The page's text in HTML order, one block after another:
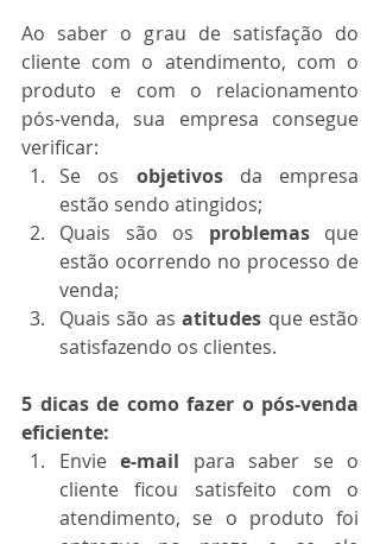
Ao saber o grau de satisfação do
cliente com o atendimento, com o
produto e com o relacionamento
pós-venda, sua empresa consegue
verificar:
Se os objetivos da empresa
estão sendo atingidos;
Quais são os problemas que
estão ocorrendo no processo de
venda;
Quais são as atitudes que estão
satisfazendo os clientes.
5 dicas de como fazer o pós-venda
eficiente:
Envie e-mail para saber se o
cliente ficou satisfeito com o
atendimento, se o produto foi